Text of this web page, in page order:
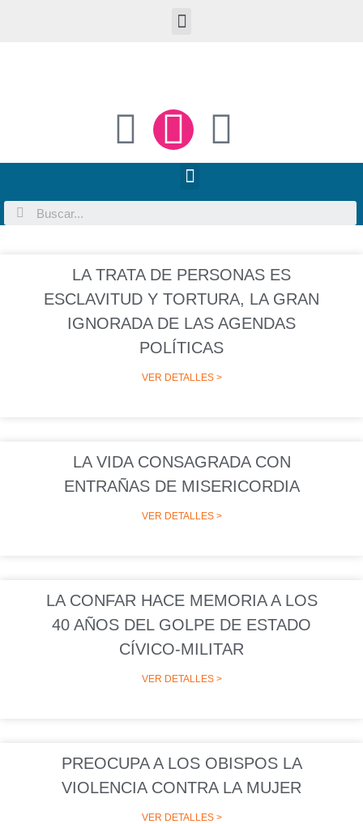
LA TRATA DE PERSONAS ES
ESCLAVITUD Y TORTURA, LA GRAN
IGNORADA DE LAS AGENDAS
POLÍTICAS
VER DETALLES >
LA VIDA CONSAGRADA CON
ENTRAÑAS DE MISERICORDIA
VER DETALLES >
LA CONFAR HACE MEMORIA A LOS
40 AÑOS DEL GOLPE DE ESTADO
CÍVICO-MILITAR
VER DETALLES >
PREOCUPA A LOS OBISPOS LA
VIOLENCIA CONTRA LA MUJER
VER DETALLES >